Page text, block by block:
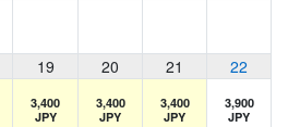
19 20 21 22
3,400
JPY
3,400
JPY
3,400
JPY
3,900
JPY